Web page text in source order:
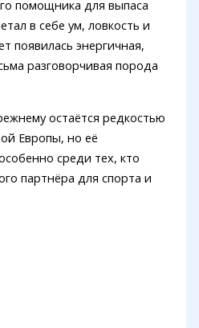
помощника для выпаса
в себе ум, ловкость и
появилась энергичная,
разговорчивая порода
остаётся редкостью
Европы, но её
среди тех, кто
партнёра для спорта и